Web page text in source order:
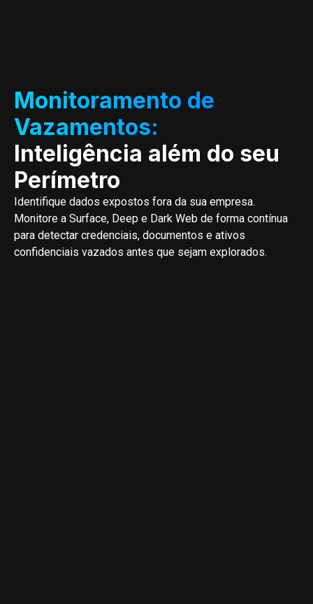
Monitoramento de
Vazamentos:
Inteligência além do seu
Perímetro
Identifique dados expostos fora da sua empresa.
Monitore a Surface, Deep e Dark Web de forma contínua
para detectar credenciais, documentos e ativos
confidenciais vazados antes que sejam explorados.